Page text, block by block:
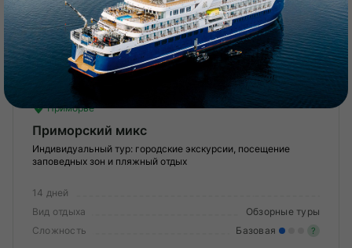
Приморье
Приморский микс
Индивидуальный тур: городские экскурсии, посещение
заповедных зон и пляжный отдых
14 дней
Вид отдыха
Обзорные туры
Сложность
Базовая ?